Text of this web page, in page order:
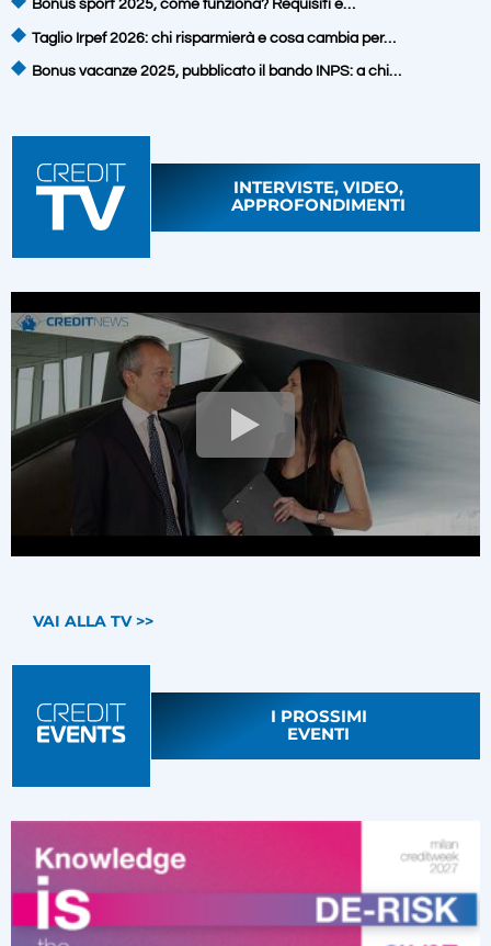
Bonus sport 2025, come funziona? Requisiti e…
Taglio Irpef 2026: chi risparmierà e cosa cambia per…
Bonus vacanze 2025, pubblicato il bando INPS: a chi…
INTERVISTE, VIDEO,
APPROFONDIMENTI
VAI ALLA TV >>
I PROSSIMI
EVENTI